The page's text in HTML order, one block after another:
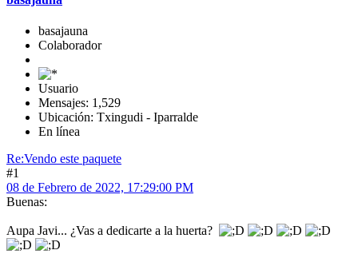
basajauna
Colaborador
Usuario
Mensajes: 1,529
Ubicación: Txingudi - Iparralde
En línea
Re:Vendo este paquete
#1
08 de Febrero de 2022, 17:29:00 PM
Buenas:
Aupa Javi... ¿Vas a dedicarte a la huerta?